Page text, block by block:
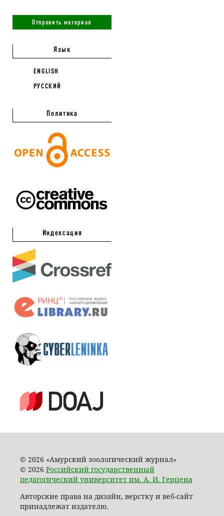
Отправить материал
Язык
ENGLISH
РУССКИЙ
Политика
Индексация
© 2026 «Амурский зоологический журнал»
© 2026 Российский государственный
педагогический университет им. А. И. Герцена
Авторские права на дизайн, верстку и веб-сайт
принадлежат издателю.